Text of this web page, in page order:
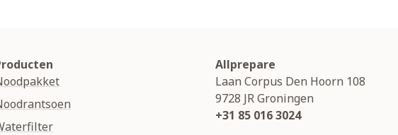
Allprepare
Laan Corpus Den Hoorn 108
9728 JRGroningen
+31 85 016 3024